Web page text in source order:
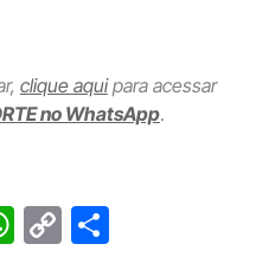
clique aquipara acessar
no WhatsApp.
W C S